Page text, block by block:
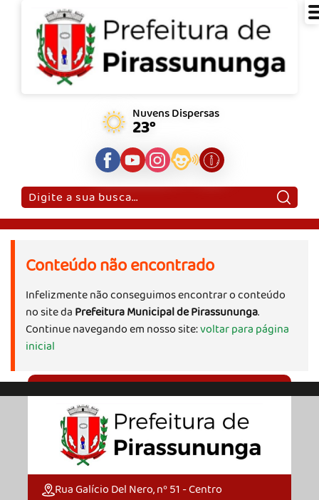
Nuvens Dispersas
23°
Pesquisar:
Conteúdo não encontrado
Infelizmente não conseguimos encontrar o conteúdo
no site da Prefeitura Municipal de Pirassununga.
Continue navegando em nosso site:voltar para página
inicial
Rua Galício Del Nero, nº 51 - Centro